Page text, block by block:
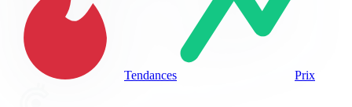
Tendances Prix